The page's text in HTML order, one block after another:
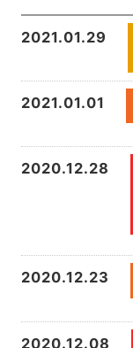
2021.01.29
2021.01.01
2020.12.28
2020.12.23
2020.12.08